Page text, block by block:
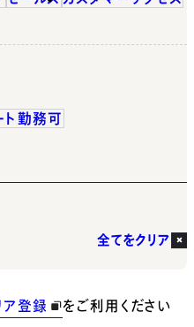
ト勤務可
全てをクリア
ア登録 をご利用ください